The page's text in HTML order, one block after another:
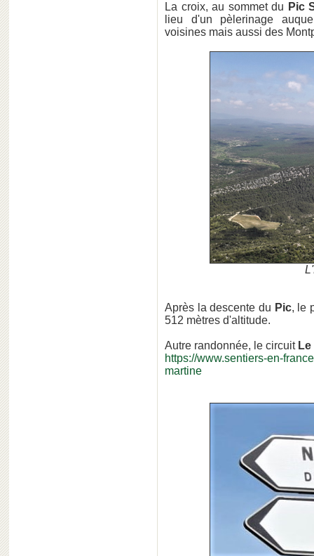
La croix, au sommet du Pic
lieu d'un pèlerinage
voisines mais aussi des
Après la descente du Pic, le
512 mètres d'altitude.
Autre randonnée, le circuit
https://www.sentiers-en-
martine